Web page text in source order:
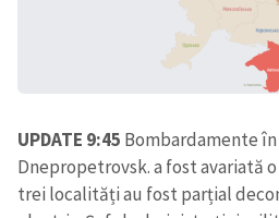
UPDATE 9:45 Bombardamente
Dnepropetrovsk. a fost avariată
trei localități au fost parțial
+ Încarcă imagine
Mesajul știrei
+ Mesajul știrei